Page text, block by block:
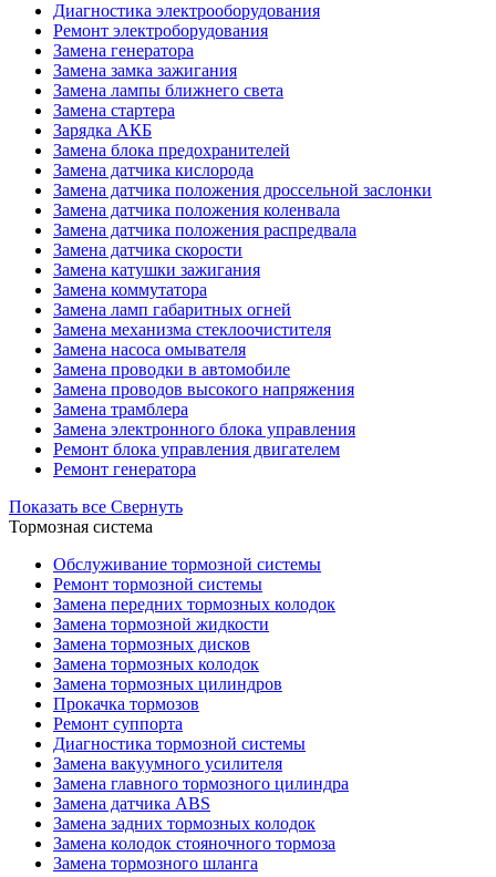
Диагностика электрооборудования
Ремонт электроборудования
Замена генератора
Замена замка зажигания
Замена лампы ближнего света
Замена стартера
Зарядка АКБ
Замена блока предохранителей
Замена датчика кислорода
Замена датчика положения дроссельной заслонки
Замена датчика положения коленвала
Замена датчика положения распредвала
Замена датчика скорости
Замена катушки зажигания
Замена коммутатора
Замена ламп габаритных огней
Замена механизма стеклоочистителя
Замена насоса омывателя
Замена проводки в автомобиле
Замена проводов высокого напряжения
Замена трамблера
Замена электронного блока управления
Ремонт блока управления двигателем
Ремонт генератора
Показать все Свернуть
Тормозная система
Обслуживание тормозной системы
Ремонт тормозной системы
Замена передних тормозных колодок
Замена тормозной жидкости
Замена тормозных дисков
Замена тормозных колодок
Замена тормозных цилиндров
Прокачка тормозов
Ремонт суппорта
Диагностика тормозной системы
Замена вакуумного усилителя
Замена главного тормозного цилиндра
Замена датчика ABS
Замена задних тормозных колодок
Замена колодок стояночного тормоза
Замена тормозного шланга